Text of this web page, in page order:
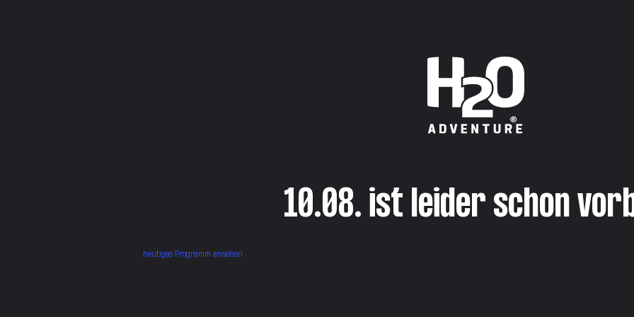
10.08. ist leider schon
heutiges Programm ansehen